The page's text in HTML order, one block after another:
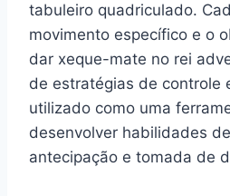
tabuleiro quadriculado.
movimento específico e o
dar xeque-mate no rei
de estratégias de controle
utilizado como uma
desenvolver habilidades
antecipação e tomada de